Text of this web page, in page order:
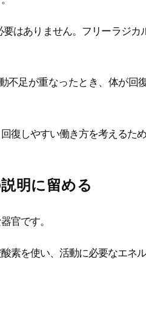
はありません。フリーラジカ
不足が重なったとき、体が回
復しやすい働き方を考えるため
明に留める
官です。
素を使い、活動に必要なエネル